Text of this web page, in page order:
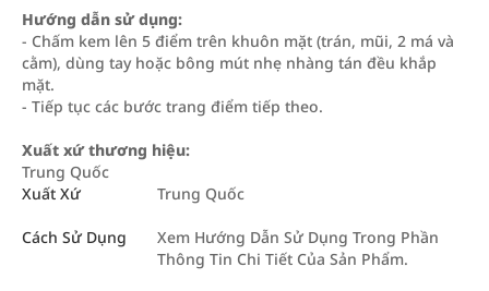
Hướng dẫn sử dụng:
- Chấm kem lên 5 điểm trên khuôn mặt (trán, mũi, 2 má và
cằm), dùng tay hoặc bông mút nhẹ nhàng tán đều khắp
mặt.
- Tiếp tục các bước trang điểm tiếp theo.
Xuất xứ thương hiệu:
Trung Quốc
Xuất Xứ
Trung Quốc
Cách Sử Dụng
Xem Hướng Dẫn Sử Dụng Trong Phần
Thông Tin Chi Tiết Của Sản Phẩm.